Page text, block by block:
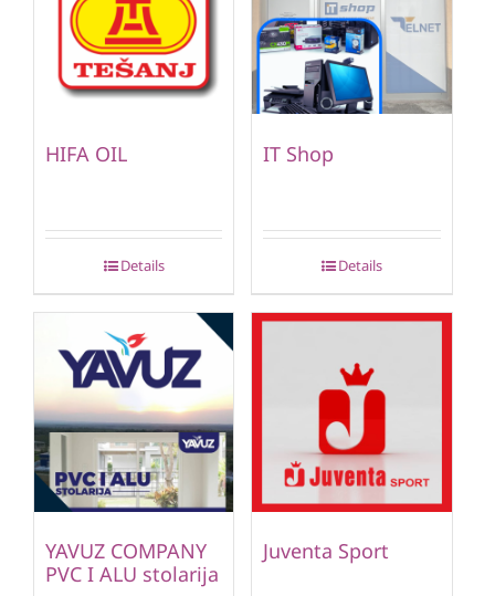
HIFA OIL
Details
IT Shop
Details
YAVUZ COMPANY
PVC I ALU stolarija
Juventa Sport